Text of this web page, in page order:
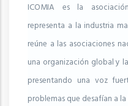
ICOMIA es la
representa a la industria
reúne a las asociaciones
una organización global y
presentando una voz
problemas que desafían a